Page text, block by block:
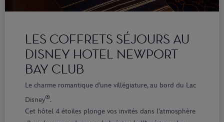
LES COFFRETS SÉJOURS AU
DISNEY HOTEL NEWPORT
BAY CLUB
Le charme romantique d’une villégiature, au bord du Lac
Disney®.
Cet hôtel 4 étoiles plonge vos invités dans l’atmosphère